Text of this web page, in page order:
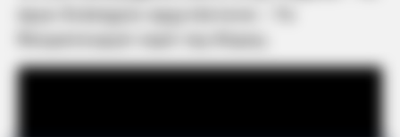
έργο διάσημου αρχιτέκτονα – Το